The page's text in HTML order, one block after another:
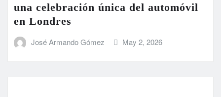
una celebración única del automóvil
en Londres
José Armando Gómez May 2, 2026